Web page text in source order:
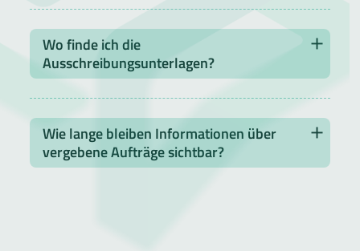
Wo finde ich die
Ausschreibungsunterlagen?
Wie lange bleiben Informationen über
vergebene Aufträge sichtbar?